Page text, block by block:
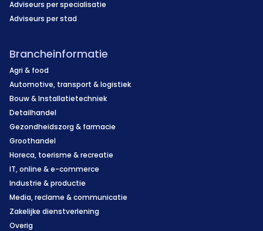
Adviseurs per specialisatie
Adviseurs per stad
Brancheinformatie
Agri & food
Automotive, transport & logistiek
Bouw & Installatietechniek
Detailhandel
Gezondheidszorg & farmacie
Groothandel
Horeca, toerisme & recreatie
IT, online & e-commerce
Industrie & productie
Media, reclame & communicatie
Zakelijke dienstverlening
Overig